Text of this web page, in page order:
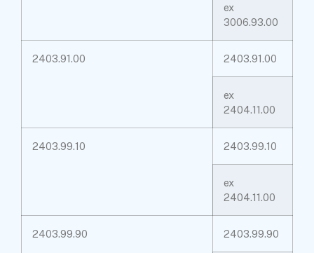
ex
3006.93.00
2403.91.00 2403.91.00
ex
2404.11.00
2403.99.10 2403.99.10
ex
2404.11.00
2403.99.90 2403.99.90